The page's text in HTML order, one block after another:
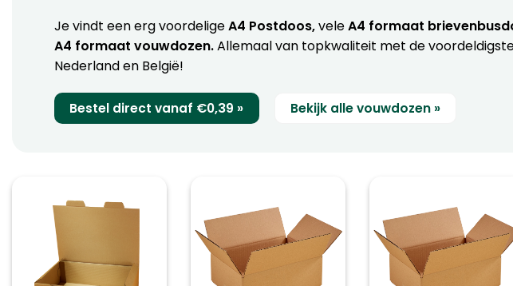
Je vindt een erg voordeligeA4 Postdoos,veleA4 formaat
A4 formaat vouwdozen.Allemaal van topkwaliteit met de
Nederland en België!
Bestel direct vanaf €0,39 » Bekijk alle vouwdozen »